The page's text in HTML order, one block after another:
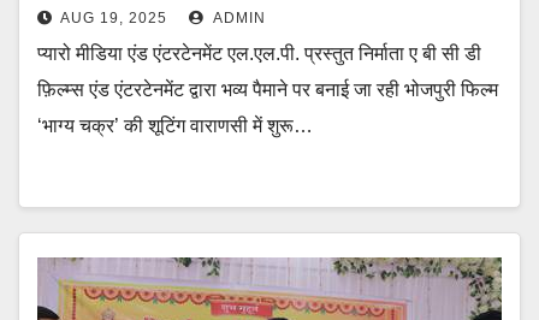
AUG 19, 2025 ADMIN
प्यारो मीडिया एंड एंटरटेनमेंट एल.एल.पी. प्रस्तुत निर्माता ए बी सी डी
फ़िल्म्स एंड एंटरटेनमेंट द्वारा भव्य पैमाने पर बनाई जा रही भोजपुरी फिल्म
‘भाग्य चक्र’ की शूटिंग वाराणसी में शुरू…